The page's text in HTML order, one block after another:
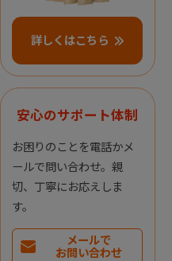
詳しくはこちら
安心のサポート体制
お困りのことを電話かメ
ールで問い合わせ。親
切、丁寧にお応えしま
す。
メールで
お問い合わせ